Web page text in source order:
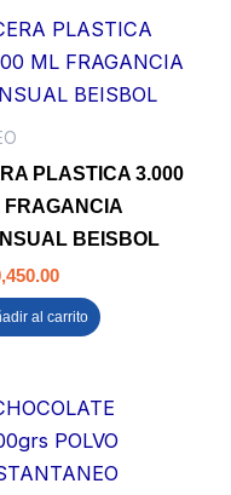
PLASTICA 3.000
FRAGANCIA
BEISBOL
al carrito